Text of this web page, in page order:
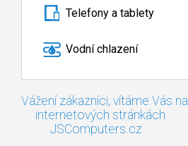
Telefony a tablety
Vodní chlazení
Vážení zákazníci, vítáme Vás na
internetových stránkách
JSComputers.cz